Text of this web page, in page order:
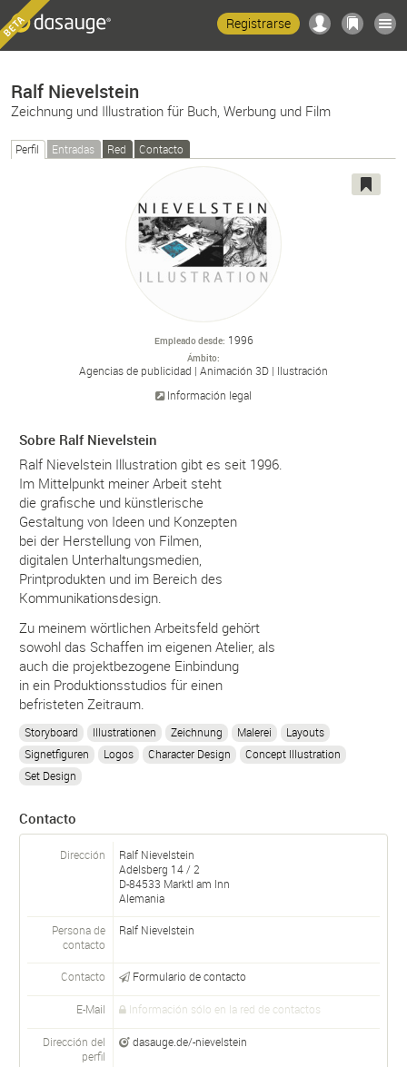
Registrarse
Ralf Nievelstein
Zeichnung und Illustration für Buch, Werbung und Film
Perfil Entradas Red Contacto
Empleado desde 1996
Ámbito
Agencias de publicidad Animación 3D
Ilustración
Información legal
Sobre Ralf Nievelstein
Ralf Nievelstein Illustration gibt es seit 1996.
Im Mittelpunkt meiner Arbeit steht
die grafische und künstlerische
Gestaltung von Ideen und Konzepten
bei der Herstellung von Filmen,
digitalen Unterhaltungsmedien,
Printprodukten und im Bereich des
Kommunikationsdesign.
Zu meinem wörtlichen Arbeitsfeld gehört
sowohl das Schaffen im eigenen Atelier, als
auch die projektbezogene Einbindung
in ein Produktionsstudios für einen
befristeten Zeitraum.
Storyboard Illustrationen Zeichnung Malerei
Layouts
Signetfiguren
Logos Character Design
Concept Illustration
Set Design
Contacto
Dirección
Ralf Nievelstein
Adelsberg 14 / 2
D-84533 Marktl am Inn
Alemania
Persona de
contacto
Ralf Nievelstein
Contacto Formulario de contacto
E-Mail Información sólo en la red de contactos
Dirección del
perfil
dasauge.de/-nievelstein